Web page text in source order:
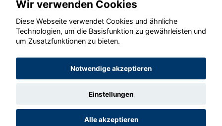
© konjunkturmotor.de GmbH 2020 - 2026
Wir verwenden Cookies
Diese Webseite verwendet Cookies und ähnliche
Technologien, um die Basisfunktion zu gewährleisten und
um Zusatzfunktionen zu bieten.
Notwendige akzeptieren
Einstellungen
Alle akzeptieren